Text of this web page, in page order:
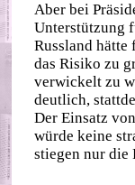
Aber bei
Unterstützung
Russland
das Risiko zu
verwickelt zu
deutlich,
Der Einsatz
würde keine
stiegen nur die